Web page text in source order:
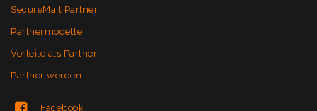
SecureMail Partner
Partnermodelle
Vorteile als Partner
Partner werden
Facebook